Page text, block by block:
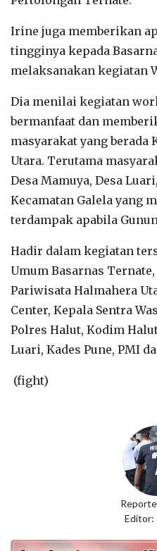
Irine juga memberikan
tingginya kepada
melaksanakan kegiatan
Dia menilai kegiatan
bermanfaat dan
masyarakat yang berada
Utara. Terutama
Desa Mamuya, Desa
Kecamatan Galela yang
terdampak apabila
Hadir dalam kegiatan
Umum Basarnas
Pariwisata Halmahera
Center, Kepala Sentra
Polres Halut, Kodim
Luari, Kades Pune, PMI
(fight)
Editor: